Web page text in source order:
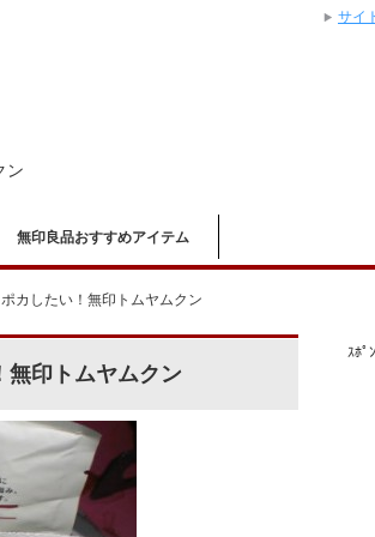
ン
無印良品おすすめアイテム
カしたい！無印トムヤムクン
無印トムヤムクン
ｽﾎﾟ
サイ